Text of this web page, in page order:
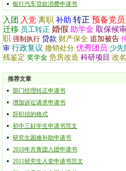
银行汽车贷款消费申请书
入团 入党 离职 补助 转正 预备党员
迁移 员工转正 婚假 助学金 取保候审
职 强制执行 贷款 财产保全 追加被告
审 行政复议 撤销处分 优秀团员 少先
残鉴定 奖学金 危房改造 科研项目 改
推荐文章
部门经理转正申请书
增加诉讼请求申请书
辞职信的格式
初中三好学生申请书范文
研究生困难补助申请书
2010年共青团入团申请书
2011研究生入党申请书范文